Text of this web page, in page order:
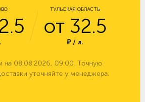
ТУЛЬСКАЯ ОБЛАСТЬ
от 32.5
₽ / л.
на 08.08.2026, 09:00. Точную
уточняйте у менеджера.